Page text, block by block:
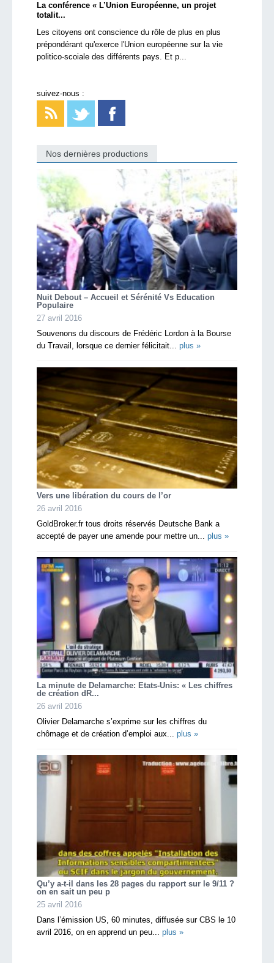
La conférence « L’Union Européenne, un projet
totalit...
Les citoyens ont conscience du rôle de plus en plus
prépondérant qu'exerce l'Union européenne sur la vie
politico-scoiale des différents pays. Et p...
suivez-nous :
Nos dernières productions
Nuit Debout – Accueil et Sérénité Vs Education
Populaire
27 avril 2016
Souvenons du discours de Frédéric Lordon à la Bourse
du Travail, lorsque ce dernier félicitait... plus »
Vers une libération du cours de l’or
26 avril 2016
GoldBroker.fr tous droits réservés Deutsche Bank a
accepté de payer une amende pour mettre un... plus »
La minute de Delamarche: Etats-Unis: « Les chiffres
de création dR...
26 avril 2016
Olivier Delamarche s’exprime sur les chiffres du
chômage et de création d’emploi aux... plus »
Qu’y a-t-il dans les 28 pages du rapport sur le 9/11 ?
on en sait un peu p
25 avril 2016
Dans l’émission US, 60 minutes, diffusée sur CBS le 10
avril 2016, on en apprend un peu... plus »